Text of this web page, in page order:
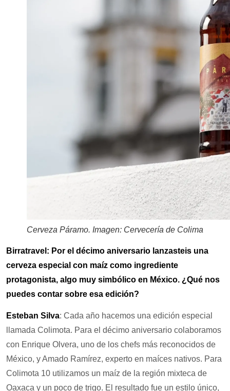
Cerveza Páramo. Imagen: Cervecería de Colima
Birratravel: Por el décimo aniversario lanzasteis una
cerveza especial con maíz como ingrediente
protagonista, algo muy simbólico en México. ¿Qué nos
puedes contar sobre esa edición?
Esteban Silva: Cada año hacemos una edición especial
llamada Colimota. Para el décimo aniversario colaboramos
con Enrique Olvera, uno de los chefs más reconocidos de
México, y Amado Ramírez, experto en maíces nativos. Para
Colimota 10 utilizamos un maíz de la región mixteca de
Oaxaca y un poco de trigo. El resultado fue un estilo único,